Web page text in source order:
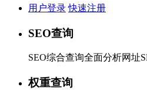
用户登录 快速注册
SEO查询
SEO综合查询全面分析网址
权重查询